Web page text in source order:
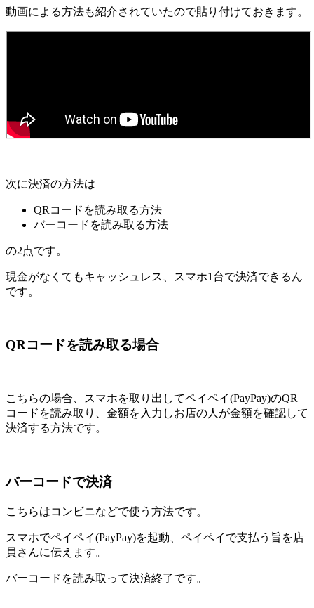
動画による方法も紹介されていたので貼り付けておきます。
次に決済の方法は
QRコードを読み取る方法
バーコードを読み取る方法
の2点です。
現金がなくてもキャッシュレス、スマホ1台で決済できるん
です。
QRコードを読み取る場合
こちらの場合、スマホを取り出してペイペイ(PayPay)のQR
コードを読み取り、金額を入力しお店の人が金額を確認して
決済する方法です。
バーコードで決済
こちらはコンビニなどで使う方法です。
スマホでペイペイ(PayPay)を起動、ペイペイで支払う旨を店
員さんに伝えます。
バーコードを読み取って決済終了です。